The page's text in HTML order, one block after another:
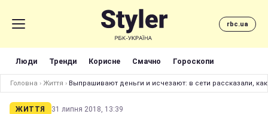
rbc.ua
Люди Тренди Корисне Смачно Гороскопи
Головна › Життя › Выпрашивают деньги и исчезают: в сети рассказали,
ЖИТТЯ 31 липня 2018, 13:39